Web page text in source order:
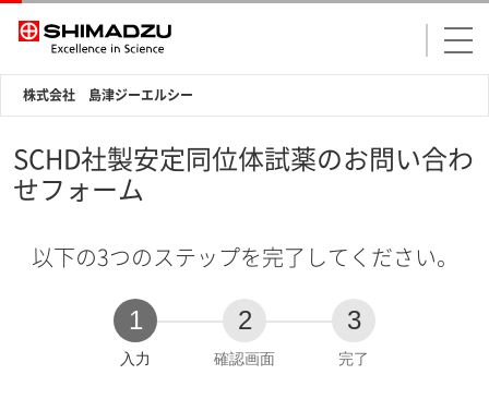
株式会社 島津ジーエルシー
SCHD社製安定同位体試薬のお問い合わ
せフォーム
以下の3つのステップを完了してください。
1
現
入力
2
確認画面
3
完了